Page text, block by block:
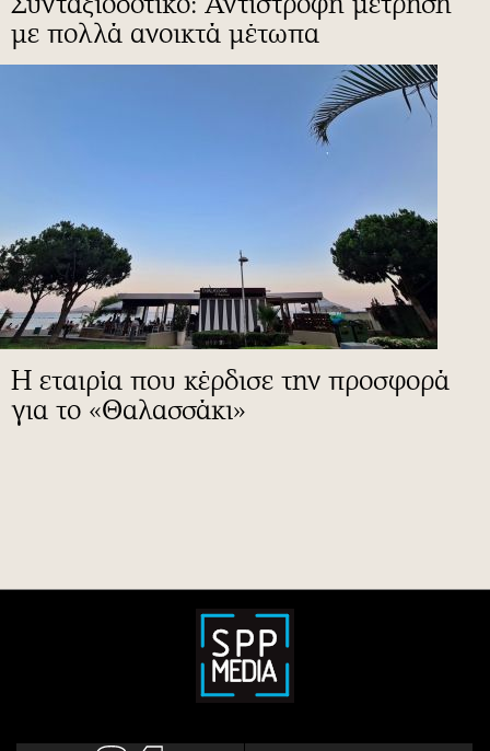
με πολλά ανοικτά μέτωπα
Η εταιρία που κέρδισε την προσφορά
για το «Θαλασσάκι»